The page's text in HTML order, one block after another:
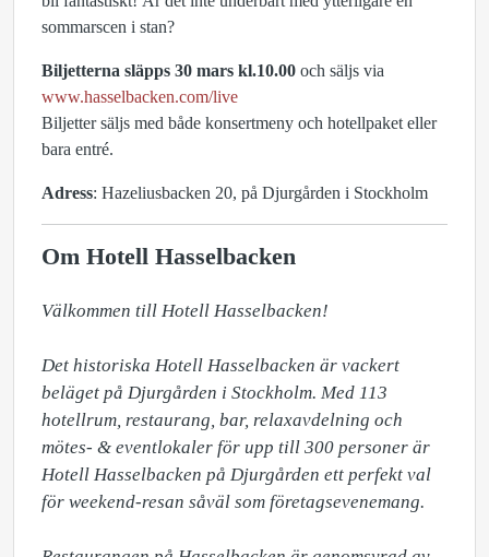
sommarscen i stan?
Biljetterna släpps 30 mars kl.10.00 och säljs via
www.hasselbacken.com/live
Biljetter säljs med både konsertmeny och hotellpaket eller
bara entré.
Adress: Hazeliusbacken 20, på Djurgården i Stockholm
Om Hotell Hasselbacken
Välkommen till Hotell Hasselbacken!
Det historiska Hotell Hasselbacken är vackert
beläget på Djurgården i Stockholm. Med 113
hotellrum, restaurang, bar, relaxavdelning och
mötes- & eventlokaler för upp till 300 personer är
Hotell Hasselbacken på Djurgården ett perfekt val
för weekend-resan såväl som företagsevenemang.